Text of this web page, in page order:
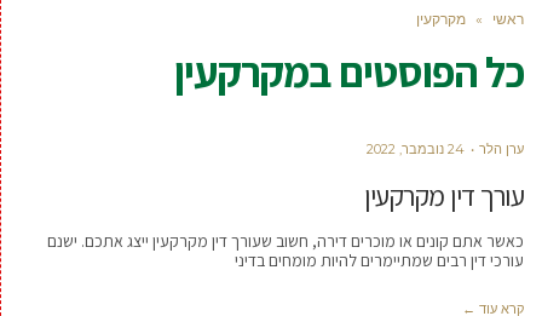
ראשי » מקרקעין
כל הפוסטים במקרקעין
ערן הלר 24 נובמבר, 2022
עורך דין מקרקעין
כאשר אתם קונים או מוכרים דירה, חשוב שעורך דין מקרקעין ייצג אתכם. ישנם
עורכי דין רבים שמתיימרים להיות מומחים בדיני
קרא עוד ←